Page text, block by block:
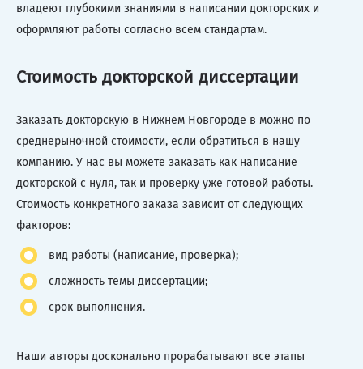
владеют глубокими знаниями в написании докторских и
оформляют работы согласно всем стандартам.
Стоимость докторской диссертации
Заказать докторскую в Нижнем Новгороде в можно по
среднерыночной стоимости, если обратиться в нашу
компанию. У нас вы можете заказать как написание
докторской с нуля, так и проверку уже готовой работы.
Стоимость конкретного заказа зависит от следующих
факторов:
вид работы (написание, проверка);
сложность темы диссертации;
срок выполнения.
Наши авторы досконально прорабатывают все этапы